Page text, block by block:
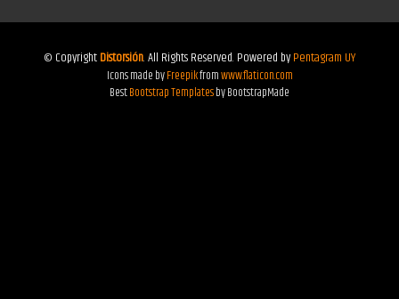
© CopyrightDistorsión. All Rights Reserved. Powered byPentagram UY
Icons made byFreepikfromwww.flaticon.com
BestBootstrap Templatesby BootstrapMade